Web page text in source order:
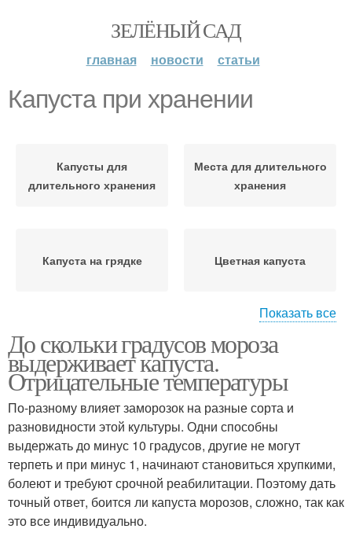
ЗЕЛЁНЫЙ САД
главная новости статьи
Капуста при хранении
Капусты для
длительного хранения
Места для длительного
хранения
Капуста на грядке Цветная капуста
Белокочанная капуста Подготовка к хранению
Капуста на корню
Капусты к зимнему
хранению
Капуста с огорода
Показать все
До скольки градусов мороза
выдерживает капуста.
Отрицательные температуры
По-разному влияет заморозок на разные сорта и
разновидности этой культуры. Одни способны
выдержать до минус 10 градусов, другие не могут
терпеть и при минус 1, начинают становиться хрупкими,
болеют и требуют срочной реабилитации. Поэтому дать
точный ответ, боится ли капуста морозов, сложно, так как
это все индивидуально.